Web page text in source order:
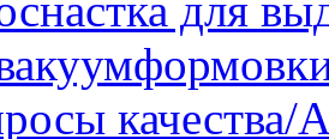
для
качества/